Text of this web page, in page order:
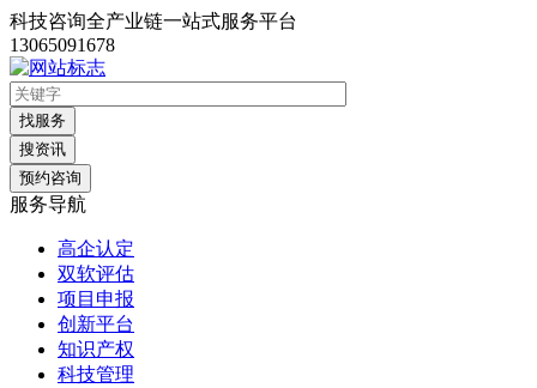
科技咨询全产业链一站式服务平台
13065091678
找服务
搜资讯
预约咨询
服务导航
高企认定
双软评估
项目申报
创新平台
知识产权
科技管理